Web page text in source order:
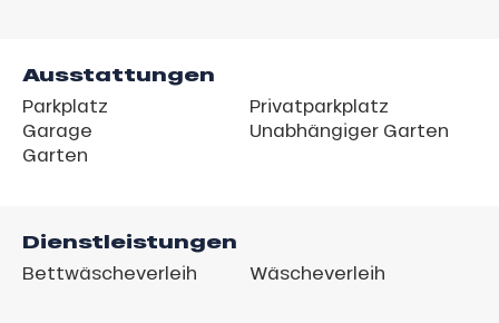
Ausstattungen
Parkplatz
Garage
Garten
Privatparkplatz
Unabhängiger Garten
Dienstleistungen
Bettwäscheverleih Wäscheverleih